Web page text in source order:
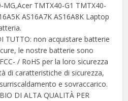
TMTX40-G1 TMTX40-
AS16A7K AS16A8K Laptop
TUTTO: non acquistare batterie
le nostre batterie sono
/ RoHS per la loro sicurezza
di caratteristiche di sicurezza,
e sovraccarico.
DI ALTA QUALITÀ PER